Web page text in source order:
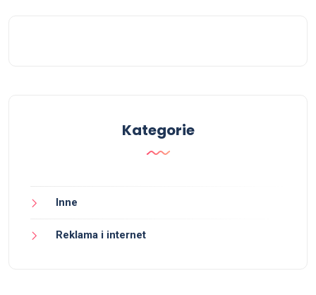
Kategorie
Inne
Reklama i internet